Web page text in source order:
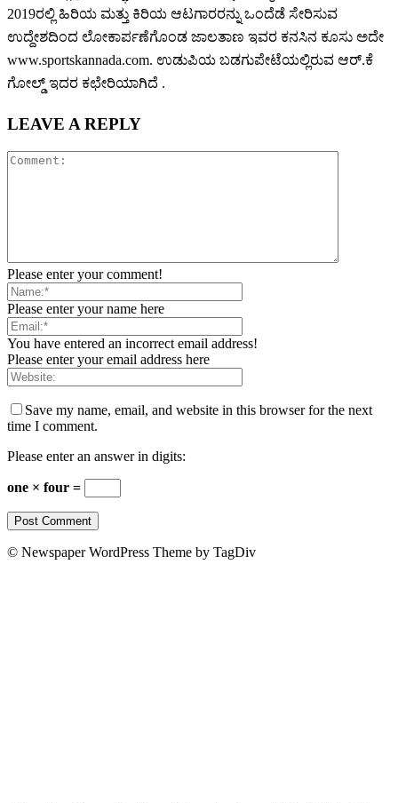
2019ರಲ್ಲಿ ಹಿರಿಯ ಮತ್ತು ಕಿರಿಯ ಆಟಗಾರರನ್ನು ಒಂದೆಡೆ ಸೇರಿಸುವ
ಉದ್ದೇಶದಿಂದ ಲೋಕಾರ್ಪಣೆಗೊಂಡ ಜಾಲತಾಣ ಇವರ ಕನಸಿನ ಕೂಸು ಅದೇ
www.sportskannada.com. ಉಡುಪಿಯ ಬಡಗುಪೇಟೆಯಲ್ಲಿರುವ ಆರ್.ಕೆ
ಗೋಲ್ಡ್ ಇದರ ಕಛೇರಿಯಾಗಿದೆ .
LEAVE A REPLY
Please enter your comment!
Please enter your name here
You have entered an incorrect email address!
Please enter your email address here
Save my name, email, and website in this browser for the next
time I comment.
Please enter an answer in digits:
one × four =
© Newspaper WordPress Theme by TagDiv